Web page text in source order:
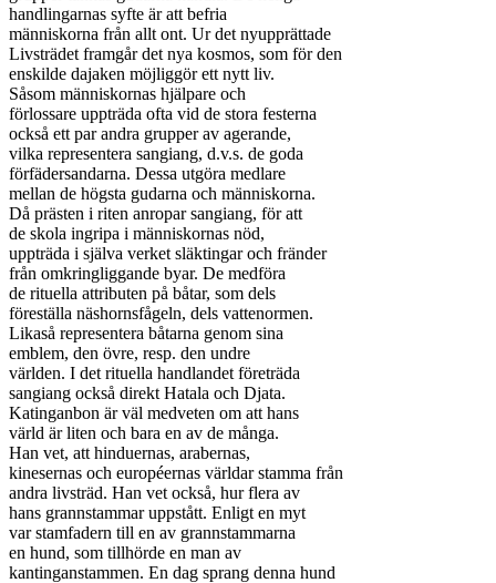
handlingarnas syfte är att befria
människorna från allt ont. Ur det nyupprättade
Livsträdet framgår det nya kosmos, som för den
enskilde dajaken möjliggör ett nytt liv.
Såsom människornas hjälpare och
förlossare uppträda ofta vid de stora festerna
också ett par andra grupper av agerande,
vilka representera sangiang, d.v.s. de goda
förfädersandarna. Dessa utgöra medlare
mellan de högsta gudarna och människorna.
Då prästen i riten anropar sangiang, för att
de skola ingripa i människornas nöd,
uppträda i själva verket släktingar och fränder
från omkringliggande byar. De medföra
de rituella attributen på båtar, som dels
föreställa näshornsfågeln, dels vattenormen.
Likaså representera båtarna genom sina
emblem, den övre, resp. den undre
världen. I det rituella handlandet företräda
sangiang också direkt Hatala och Djata.
Katinganbon är väl medveten om att hans
värld är liten och bara en av de många.
Han vet, att hinduernas, arabernas,
kinesernas och européernas världar stamma från
andra livsträd. Han vet också, hur flera av
hans grannstammar uppstått. Enligt en myt
var stamfadern till en av grannstammarna
en hund, som tillhörde en man av
kantinganstammen. En dag sprang denna hund